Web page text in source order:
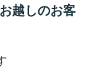
越しのお客